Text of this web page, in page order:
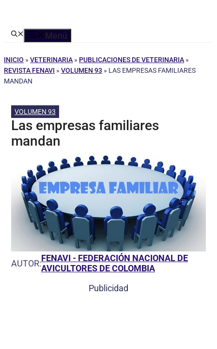
Menú
INICIO » VETERINARIA » PUBLICACIONES DE VETERINARIA »
REVISTA FENAVI » VOLUMEN 93 » LAS EMPRESAS FAMILIARES
MANDAN
VOLUMEN 93
Las empresas familiares
mandan
AUTOR:FENAVI - FEDERACIÓN NACIONAL DE
AVICULTORES DE COLOMBIA
Publicidad